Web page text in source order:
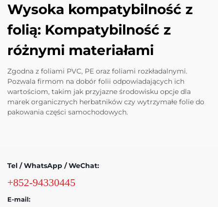
Wysoka kompatybilność z
folią: Kompatybilność z
różnymi materiałami
Zgodna z foliami PVC, PE oraz foliami rozkładalnymi.
Pozwala firmom na dobór folii odpowiadających ich
wartościom, takim jak przyjazne środowisku opcje dla
marek organicznych herbatników czy wytrzymałe folie do
pakowania części samochodowych.
Tel / WhatsApp / WeChat:
+852-94330445
E-mail: